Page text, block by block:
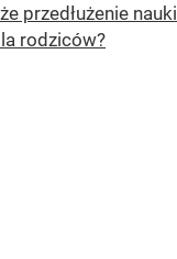
przedłużenie nauki
rodziców?